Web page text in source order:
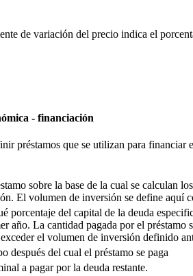
de variación del precio indica el
- financiación
préstamos que se utilizan para financiar
sobre la base de la cual se calculan
El volumen de inversión se define aquí
porcentaje del capital de la deuda
año. La cantidad pagada por el
el volumen de inversión definido
después del cual el préstamo se paga
a pagar por la deuda restante.